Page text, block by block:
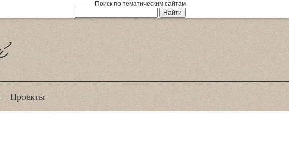
Поиск по тематическим сайтам
Проекты